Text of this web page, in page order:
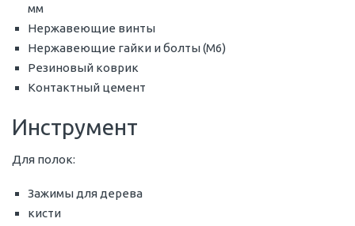
мм
Нержавеющие винты
Нержавеющие гайки и болты (M6)
Резиновый коврик
Контактный цемент
Инструмент
Для полок:
Зажимы для дерева
кисти